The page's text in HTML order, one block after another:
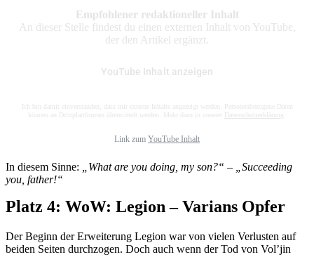
Empfohlener redaktioneller Inhalt
An dieser Stelle findest du einen externen Inhalt von YouTube,
der den Artikel ergänzt.
YouTube Inhalt anzeigen
Ich bin damit einverstanden, dass mir externe Inhalte angezeigt werden. Personenbezogene Daten
können an Drittplattformen übermittelt werden. Mehr dazu in unserer Datenschutzerklärung
Link zum YouTube Inhalt
In diesem Sinne:
„What are you doing, my son?“ – „Succeeding
you, father!“
Platz 4: WoW: Legion – Varians Opfer
Der Beginn der Erweiterung Legion war von vielen Verlusten auf
beiden Seiten durchzogen. Doch auch wenn der Tod von Vol’jin